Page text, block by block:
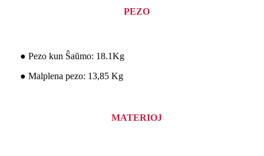
PEZO
● Pezo kun Ŝaŭmo: 18.1Kg
● Malplena pezo: 13,85 Kg
MATERIOJ